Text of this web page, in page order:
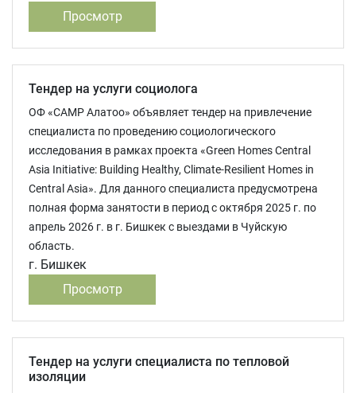
Просмотр
Тендер на услуги социолога
ОФ «CAMP Aлатоо» объявляет тендер на привлечение
специалиста по проведению социологического
исследования в рамках проекта «Green Homes Central
Asia Initiative: Building Healthy, Climate-Resilient Homes in
Central Asia». Для данного специалиста предусмотрена
полная форма занятости в период с октября 2025 г. по
апрель 2026 г. в г. Бишкек с выездами в Чуйскую
область.
г. Бишкек
Просмотр
Тендер на услуги специалиста по тепловой
изоляции